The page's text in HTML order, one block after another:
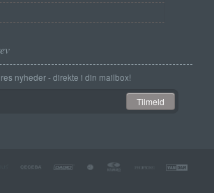
nyheder - direkte i din mailbox!
Tilmeld